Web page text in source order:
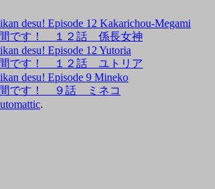
desu! Episode 12 Kakarichou-Megami
間です！ １２話 係長女神
desu! Episode 12 Yutoria
間です！ １２話 ユトリア
desu! Episode 9 Mineko
間です！ ９話 ミネコ
.